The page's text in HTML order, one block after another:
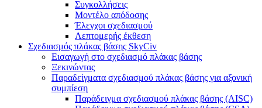
Συγκολλήσεις
Μοντέλο απόδοσης
Έλεγχοι σχεδιασμού
Λεπτομερής έκθεση
Σχεδιασμός πλάκας βάσης SkyCiv
Εισαγωγή στο σχεδιασμό πλάκας βάσης
Ξεκινώντας
Παραδείγματα σχεδιασμού πλάκας βάσης για αξονική
συμπίεση
Παράδειγμα σχεδιασμού πλάκας βάσης (AISC)